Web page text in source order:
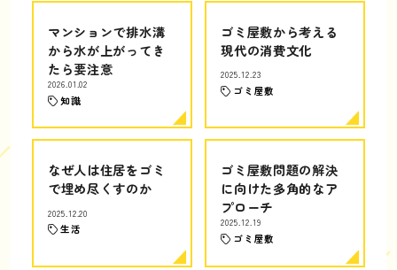
マンションで排水溝
から水が上がってき
たら要注意
2026.01.02
知識
ゴミ屋敷から考える
現代の消費文化
2025.12.23
ゴミ屋敷
なぜ人は住居をゴミ
で埋め尽くすのか
2025.12.20
生活
ゴミ屋敷問題の解決
に向けた多角的なア
プローチ
2025.12.19
ゴミ屋敷